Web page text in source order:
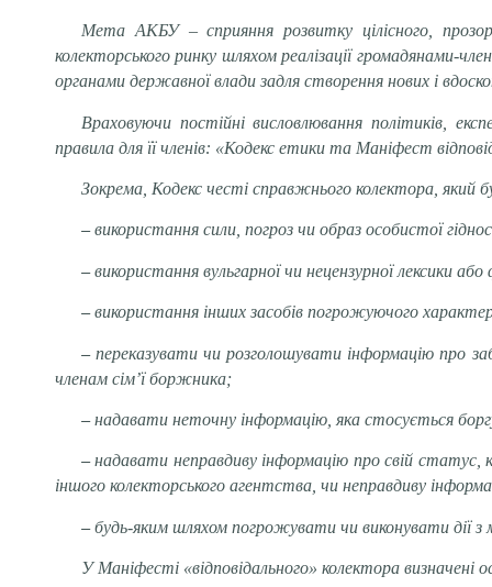
Мета АКБУ – сприяння розвитку цілісного,
колекторського ринку шляхом реалізації громадянами-
органами державної влади задля створення нових і
Враховуючи постійні висловлювання політиків,
правила для її членів: «Кодекс етики та Маніфест
Зокрема, Кодекс честі справжнього колектора, який
–використання сили, погроз чи образ особистої
–використання вульгарної чи нецензурної лексики
–використання інших засобів погрожуючого
– переказувати чи розголошувати інформацію про
членам сім’ї боржника;
–надавати неточну інформацію, яка стосується
–надавати неправдиву інформацію про свій статус,
іншого колекторського агентства, чи неправдиву
–будь-яким шляхом погрожувати чи виконувати дії
У Маніфесті «відповідального» колектора визначені